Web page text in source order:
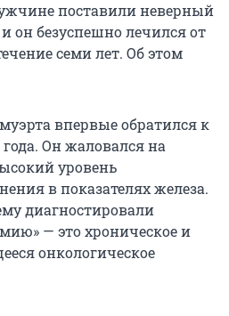
поставили неверный
он безуспешно лечился от
семи лет. Об этом
впервые обратился к
Он жаловался на
уровень
в показателях железа.
диагностировали
— это хроническое и
онкологическое